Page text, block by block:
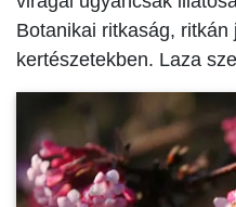
Botanikai ritkaság, ritkán
kertészetekben. Laza